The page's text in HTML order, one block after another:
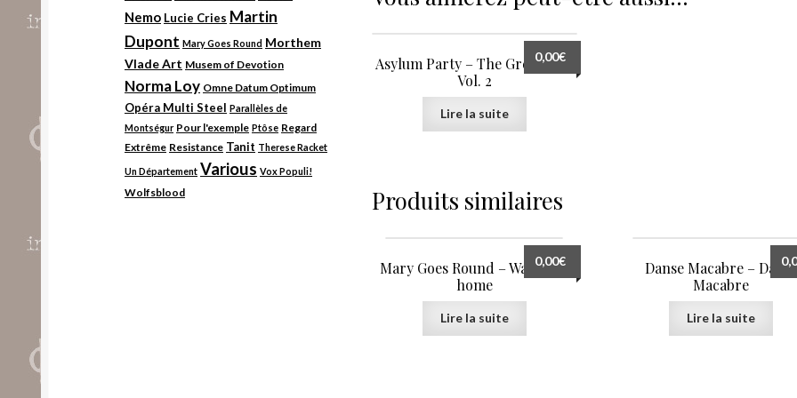
Asylum Party – The Grey Years
Vol. 2
0,00€
Lire la suite
Produits similaires
Mary Goes Round – Way back
home
0,00€
Lire la suite
Danse Macabre – Danse
Macabre
Lire la suite
Nemo Lucie Cries Martin
Dupont Mary Goes Round Morthem
Vlade Art Musem of Devotion
Norma Loy Omne Datum Optimum
Opéra Multi Steel Parallèles de
Montségur Pour l'exemple Ptôse Regard
Extrême Resistance Tanit Therese Racket
Un Département Various Vox Populi!
Wolfsblood